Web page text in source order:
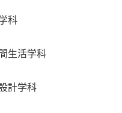
科
生活学科
計学科